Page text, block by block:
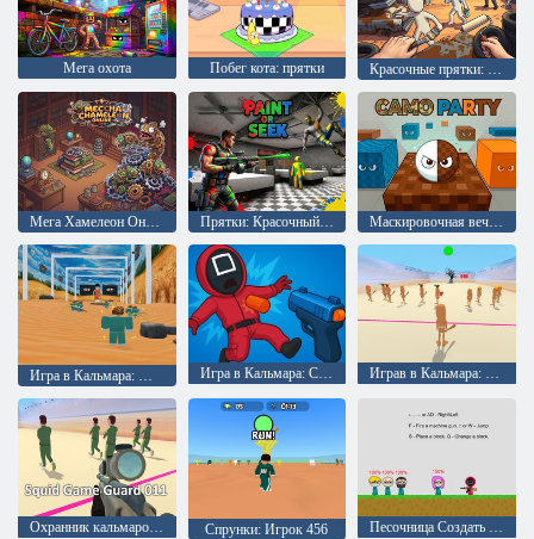
Мега охота Побег кота: прятки Красочные прятки: Найди меня
Мега Хамелеон Онлайн Прятки: Красочный поиск Маскировочная вечеринка
Игра в Кальмара: Стрелок Играв в Кальмара: Тралалеро Тралала Зеленый свет
Охранник кальмаров 011 Спрунки: Игрок 456 Песочница Создать вызов